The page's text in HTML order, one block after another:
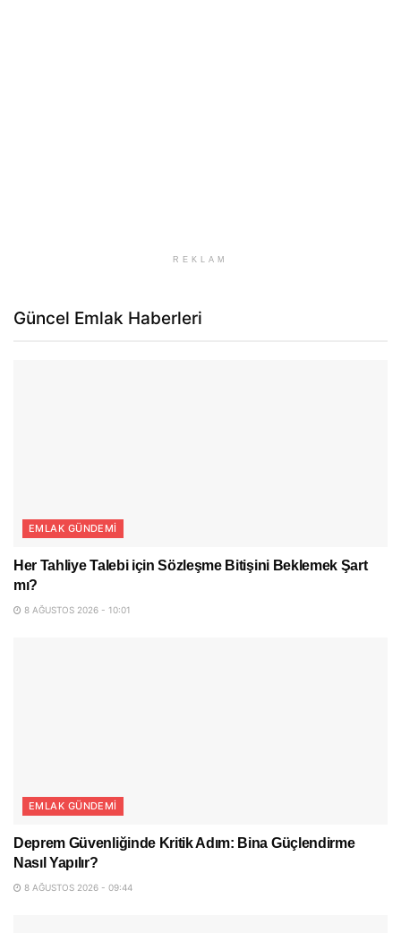
REKLAM
Güncel Emlak Haberleri
EMLAK GÜNDEMI
Her Tahliye Talebi için Sözleşme Bitişini Beklemek Şart
mı?
8 AĞUSTOS 2026 - 10:01
EMLAK GÜNDEMI
Deprem Güvenliğinde Kritik Adım: Bina Güçlendirme
Nasıl Yapılır?
8 AĞUSTOS 2026 - 09:44